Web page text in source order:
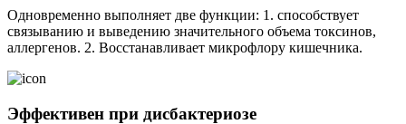
Одновременно выполняет две функции: 1. способствует
связыванию и выведению значительного объема токсинов,
аллергенов. 2. Восстанавливает микрофлору кишечника.
Эффективен при дисбактериозе